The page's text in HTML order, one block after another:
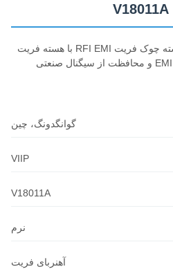
گیره کابل یکپارچگی سیگنال هسته چوک فریت RFI EMI با هسته فریت
گوانگدونگ، چین
VIIP
V18011A
نرم
آهنربای فریت